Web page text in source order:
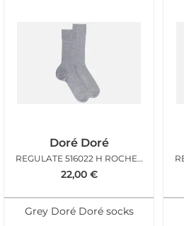
Doré Doré
REGULATE 516022 H ROCHEUX
22,00 €
Grey Doré Doré socks